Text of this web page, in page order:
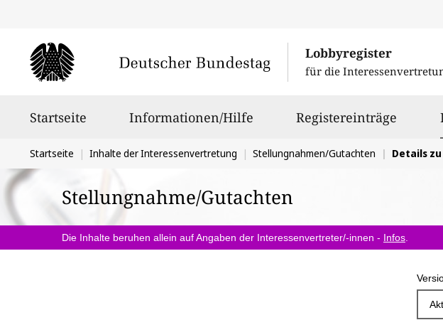
Lobbyregister
für die
Startseite Informationen/Hilfe Registereinträge
Sie
befinden
sich
hier:
Startseite Inhalte der Interessenvertretung Stellungnahmen/Gutachten Details zu
Stellungnahme/Gutachten
Die Inhalte beruhen allein auf Angaben der Interessenvertreter/-innen - Infos